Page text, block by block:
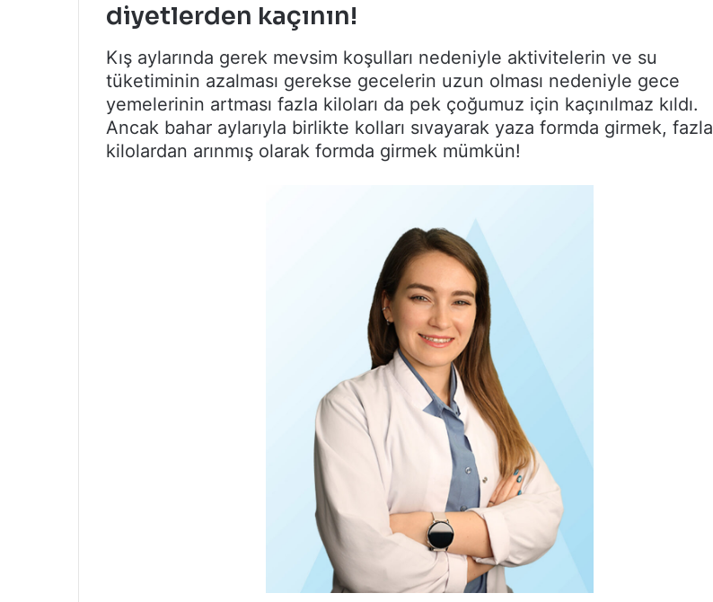
diyetlerden kaçının!
Kış aylarında gerek mevsim koşulları nedeniyle aktivitelerin ve su
tüketiminin azalması gerekse gecelerin uzun olması nedeniyle gece
yemelerinin artması fazla kiloları da pek çoğumuz için kaçınılmaz kıldı.
Ancak bahar aylarıyla birlikte kolları sıvayarak yaza formda girmek, fazla
kilolardan arınmış olarak formda girmek mümkün!